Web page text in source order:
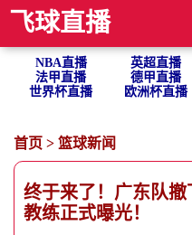
飞球直播
NBA直播 英超直播
法甲直播
德甲直播
世界杯直播
欧洲杯直播
首页 > 篮球新闻
终于来了！广东队
教练正式曝光！